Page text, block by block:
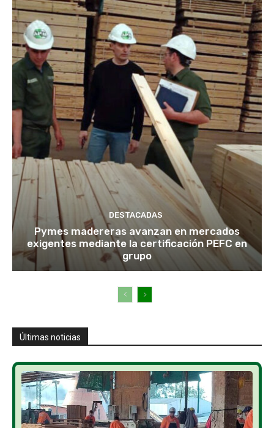
DESTACADAS
Pymes madereras avanzan en mercados
exigentes mediante la certificación PEFC en
grupo
Últimas noticias